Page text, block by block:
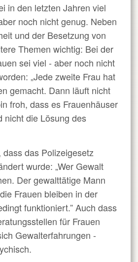
in den letzten Jahren viel
noch nicht genug. Neben
und der Besetzung von
Themen wichtig: Bei der
sei viel - aber noch nicht
„Jede zweite Frau hat
gemacht. Dann läuft nicht
froh, dass es Frauenhäuser
nicht die Lösung des
das Polizeigesetz
wurde: „Wer Gewalt
Der gewalttätige Mann
Frauen bleiben in der
funktioniert.” Auch dass
für Frauen
Gewalterfahrungen -